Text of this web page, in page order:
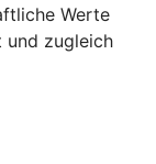
Werte
und zugleich